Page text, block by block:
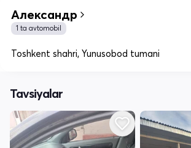
Александр
1 ta avtomobil
Toshkent shahri, Yunusobod tumani
Tavsiyalar